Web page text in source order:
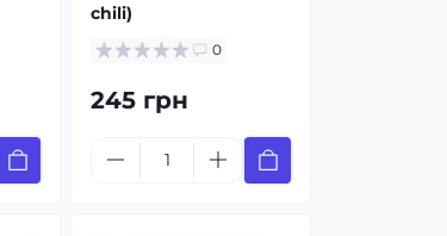
chili)
0
245 грн